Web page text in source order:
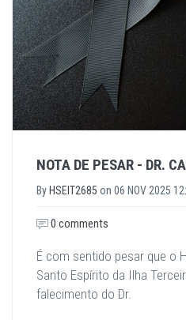
NOTA DE PESAR - DR.
By HSEIT2685 on 06 NOV 2025
0 comments
É com sentido pesar que o
Santo Espírito da Ilha
falecimento do Dr.